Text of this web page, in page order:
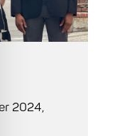
2024,